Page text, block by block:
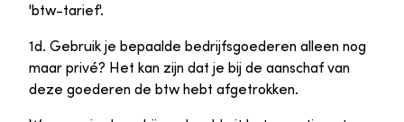
'btw-tarief'.
1d. Gebruik je bepaalde bedrijfsgoederen alleen nog
maar privé? Het kan zijn dat je bij de aanschaf van
deze goederen de btw hebt afgetrokken.